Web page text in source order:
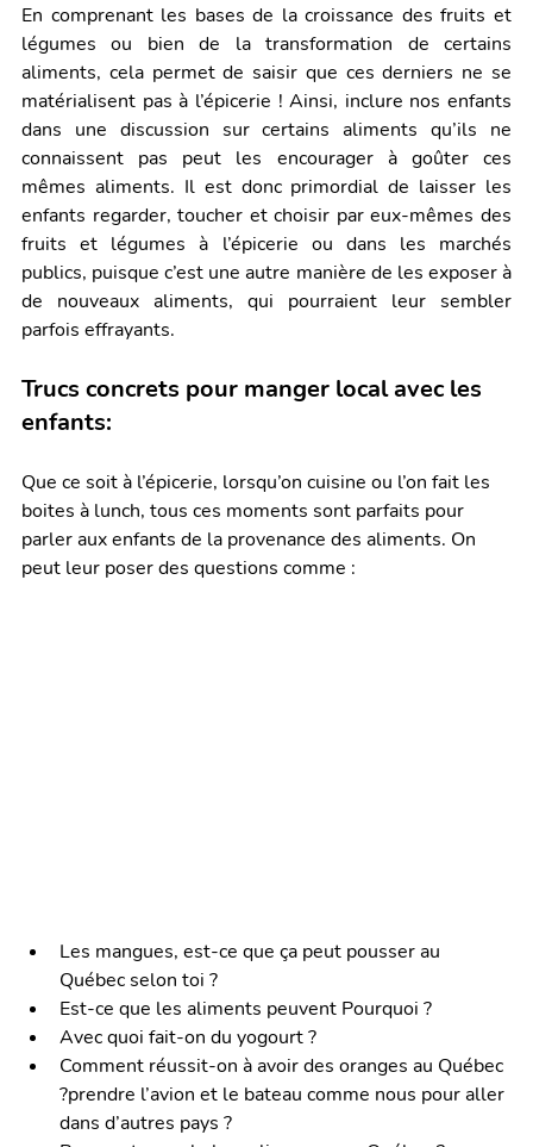
En comprenant les bases de la croissance des fruits et
légumes ou bien de la transformation de certains
aliments, cela permet de saisir que ces derniers ne se
matérialisent pas à l’épicerie ! Ainsi, inclure nos enfants
dans une discussion sur certains aliments qu’ils ne
connaissent pas peut les encourager à goûter ces
mêmes aliments. Il est donc primordial de laisser les
enfants regarder, toucher et choisir par eux-mêmes des
fruits et légumes à l’épicerie ou dans les marchés
publics, puisque c’est une autre manière de les exposer à
de nouveaux aliments, qui pourraient leur sembler
parfois effrayants.
Trucs concrets pour manger local avec les
enfants:
Que ce soit à l’épicerie, lorsqu’on cuisine ou l’on fait les
boites à lunch, tous ces moments sont parfaits pour
parler aux enfants de la provenance des aliments. On
peut leur poser des questions comme :
Les mangues, est-ce que ça peut pousser au
Québec selon toi ?
Est-ce que les aliments peuvent Pourquoi ?
Avec quoi fait-on du yogourt ?
Comment réussit-on à avoir des oranges au Québec
?prendre l’avion et le bateau comme nous pour aller
dans d’autres pays ?